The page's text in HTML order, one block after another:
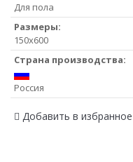
Для пола
Размеры:
150x600
Страна производства:
Россия
Добавить в избранное